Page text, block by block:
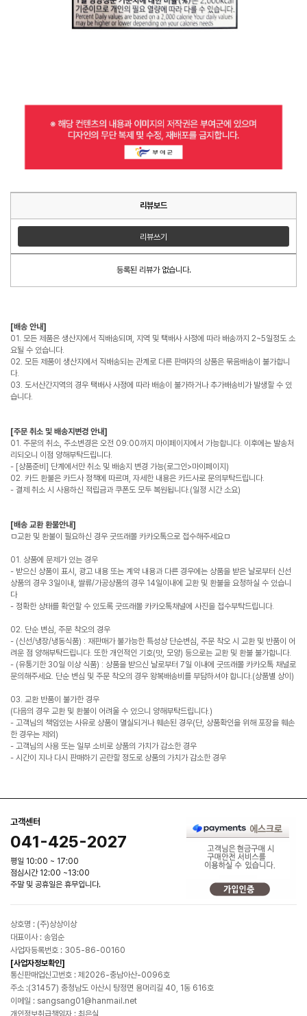
리뷰보드
리뷰쓰기
등록된 리뷰가 없습니다.
[배송 안내]
01. 모든 제품은 생산지에서 직배송되며, 지역 및 택배사 사정에 따라 배송까지 2~5일정도 소
요될 수 있습니다.
02. 모든 제품이 생산지에서 직배송되는 관계로 다른 판매자의 상품은 묶음배송이 불가합니
다.
03. 도서산간지역의 경우 택배사 사정에 따라 배송이 불가하거나 추가배송비가 발생할 수 있
습니다.
[주문 취소 및 배송지변경 안내]
01. 주문의 취소, 주소변경은 오전 09:00까지 마이페이지에서 가능합니다. 이후에는 발송처
리되오니 이점 양해부탁드립니다.
- [상품준비] 단계에서만 취소 및 배송지 변경 가능(로그인>마이페이지)
02. 카드 환불은 카드사 정책에 따르며, 자세한 내용은 카드사로 문의부탁드립니다.
- 결제 취소 시 사용하신 적립금과 쿠폰도 모두 복원됩니다.(일정 시간 소요)
[배송 교환 환불안내]
ㅁ교환 및 환불이 필요하신 경우 굿뜨래몰 카카오톡으로 접수해주세요ㅁ
01. 상품에 문제가 있는 경우
- 받으신 상품이 표시, 광고 내용 또는 계약 내용과 다른 경우에는 상품을 받은 날로부터 신선
상품의 경우 3일이내, 쌀류/가공상품의 경우 14일이내에 교환 및 환불을 요청하실 수 있습니
다
- 정확한 상태를 확인할 수 있도록 굿뜨래몰 카카오톡채널에 사진을 접수부탁드립니다.
02. 단순 변심, 주문 착오의 경우
- (신선/냉장/냉동식품) : 재판매가 불가능한 특성상 단순변심, 주문 착오 시 교환 및 반품이 어
려운 점 양해부탁드립니다. 또한 개인적인 기호(맛, 모양) 등으로는 교환 및 환불 불가합니다.
- (유통기한 30일 이상 식품) : 상품을 받으신 날로부터 7일 이내에 굿뜨래몰 카카오톡 채널로
문의해주세요. 단순 변심 및 주문 착오의 경우 왕복배송비를 부담하셔야 합니다.(상품별 상이)
03. 교환 반품이 불가한 경우
(다음의 경우 교환 및 환불이 어려울 수 있으니 양해부탁드립니다.)
- 고객님의 책임있는 사유로 상품이 멸실되거나 훼손된 경우(단, 상품확인을 위해 포장을 훼손
한 경우는 제외)
- 고객님의 사용 또는 일부 소비로 상품의 가치가 감소한 경우
- 시간이 지나 다시 판매하기 곤란할 정도로 상품의 가치가 감소한 경우
고객센터
041-425-2027
평일 10:00 ~ 17:00
점심시간 12:00 ~13:00
주말 및 공휴일은 휴무입니다.
상호명 : (주)상상이상
대표이사 : 송임순
사업자등록번호 : 305-86-00160
[사업자정보확인]
통신판매업신고번호 : 제2026-충남아산-0096호
주소 :(31457) 충청남도 아산시 탕정면 용머리길 40, 1동 616호
이메일 : sangsang01@hanmail.net